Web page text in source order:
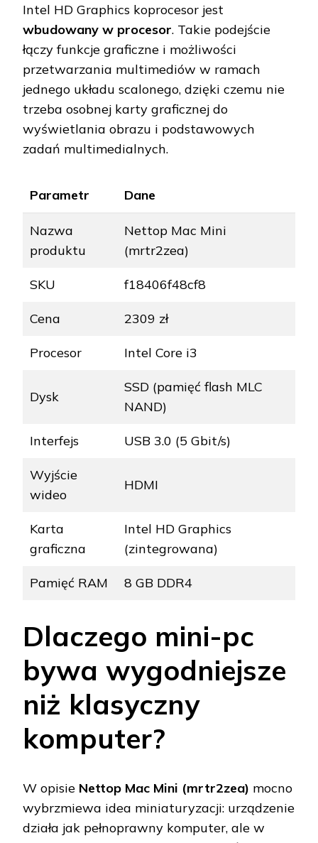
Intel HD Graphics koprocesor jest
wbudowany w procesor. Takie podejście
łączy funkcje graficzne i możliwości
przetwarzania multimediów w ramach
jednego układu scalonego, dzięki czemu nie
trzeba osobnej karty graficznej do
wyświetlania obrazu i podstawowych
zadań multimedialnych.
Parametr Dane
Nazwa
produktu
Nettop Mac Mini
(mrtr2zea)
SKU f18406f48cf8
Cena 2309 zł
Procesor Intel Core i3
Dysk
SSD (pamięć flash MLC
NAND)
Interfejs USB 3.0 (5 Gbit/s)
Wyjście
wideo
HDMI
Karta
graficzna
Intel HD Graphics
(zintegrowana)
Pamięć RAM 8 GB DDR4
Dlaczego mini-pc
bywa wygodniejsze
niż klasyczny
komputer?
W opisie Nettop Mac Mini (mrtr2zea) mocno
wybrzmiewa idea miniaturyzacji: urządzenie
działa jak pełnoprawny komputer, ale w